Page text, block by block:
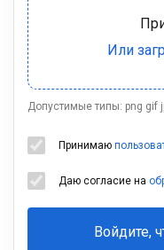
Допустимые типы: png gif
Принимаю
Даю согласие на
Войдите,